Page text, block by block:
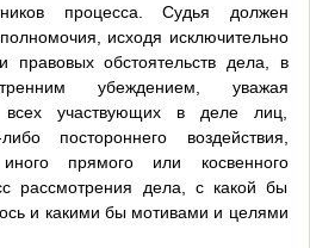
процесса. Судья должен
исходя исключительно
правовых обстоятельств дела, в
убеждением, уважая
всех участвующих в деле лиц,
постороннего воздействия,
прямого или косвенного
рассмотрения дела, с какой бы
и какими бы мотивами и целями